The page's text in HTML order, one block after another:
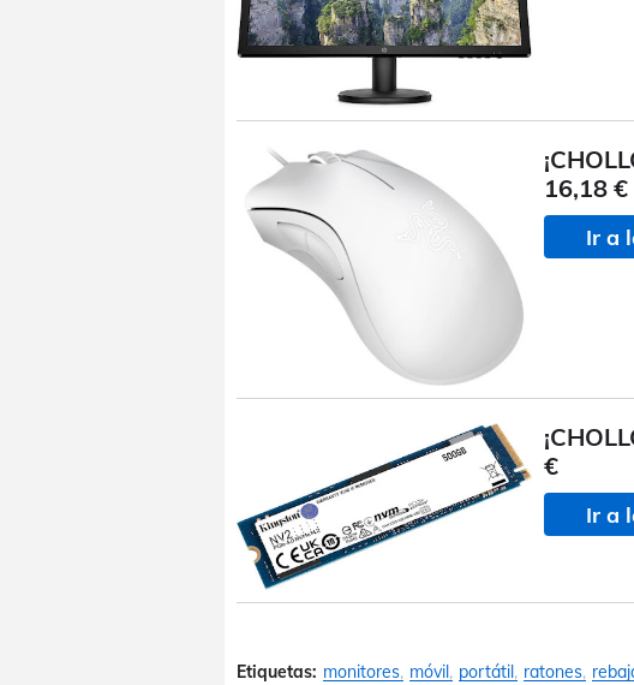
16,18 €
Ir a
€
Ir a
Etiquetas: monitores móvil portátil ratones